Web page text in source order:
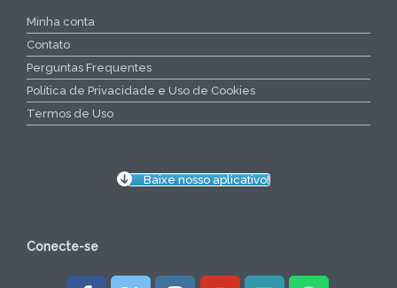
Minha conta
Contato
Perguntas Frequentes
Política de Privacidade e Uso de Cookies
Termos de Uso
Baixe nosso aplicativo!
Conecte-se